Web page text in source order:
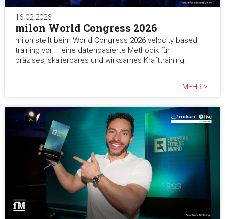
Einwilligungsauswahl
Notwendig
Marketing
Alle akzeptieren
Auswahl erlauben
16.02.2026
milon World Congress 2026
milon stellt beim World Congress 2026 velocity based
training vor – eine datenbasierte Methodik für
präzises, skalierbares und wirksames Krafttraining.
MEHR >